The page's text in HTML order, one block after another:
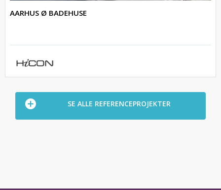
AARHUS Ø BADEHUSE
SE ALLE REFERENCEPROJEKTER